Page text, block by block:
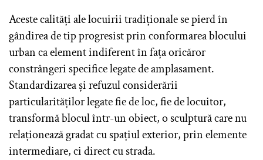
Aceste calități ale locuirii tradiționale se pierd în
gândirea de tip progresist prin conformarea blocului
urban ca element indiferent în fața oricăror
constrângeri specifice legate de amplasament.
Standardizarea și refuzul considerării
particularităților legate fie de loc, fie de locuitor,
transformă blocul într-un obiect, o sculptură care nu
relaționează gradat cu spațiul exterior, prin elemente
intermediare, ci direct cu strada.